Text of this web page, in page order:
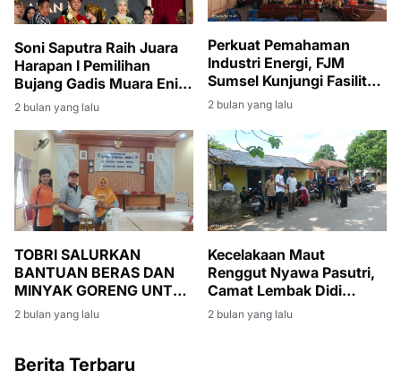
Soni Saputra Raih Juara
Harapan I Pemilihan
Bujang Gadis Muara Enim
2026
2 bulan yang lalu
Perkuat Pemahaman
Industri Energi, FJM
Sumsel Kunjungi Fasilitas
Produksi Migas di Muara
2 bulan yang lalu
TOBRI SALURKAN
BANTUAN BERAS DAN
MINYAK GORENG UNTUK
WARGA BANSOS DI
DESA DANAU BARU
2 bulan yang lalu
Kecelakaan Maut
Renggut Nyawa Pasutri,
Camat Lembak Didi
Haryanto Turut Berduka
dan Melayat
2 bulan yang lalu
Berita Terbaru